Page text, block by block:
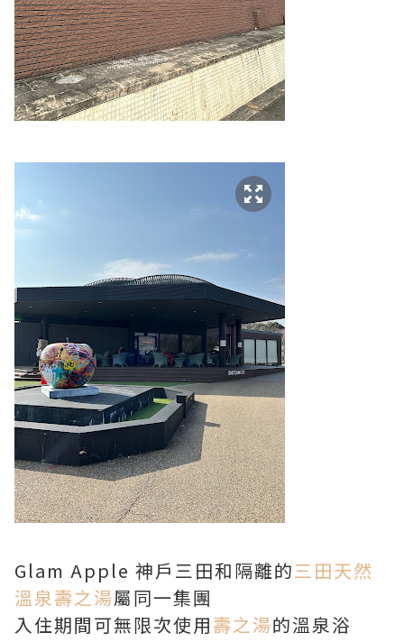
Glam Apple 神戶三田和隔離的三田天然
溫泉壽之湯屬同一集團
入住期間可無限次使用壽之湯的溫泉浴